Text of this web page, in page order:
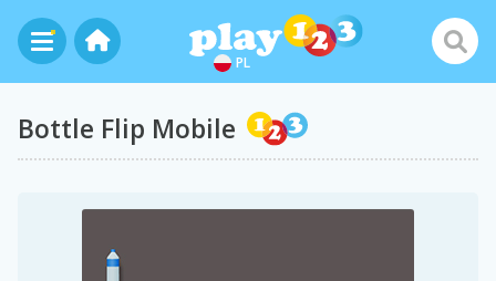
PL
Bottle Flip Mobile